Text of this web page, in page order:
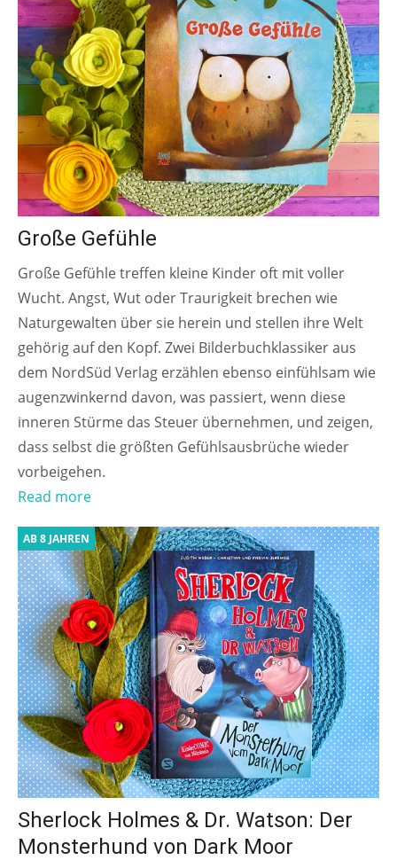
Große Gefühle
Große Gefühle treffen kleine Kinder oft mit voller
Wucht. Angst, Wut oder Traurigkeit brechen wie
Naturgewalten über sie herein und stellen ihre Welt
gehörig auf den Kopf. Zwei Bilderbuchklassiker aus
dem NordSüd Verlag erzählen ebenso einfühlsam wie
augenzwinkernd davon, was passiert, wenn diese
inneren Stürme das Steuer übernehmen, und zeigen,
dass selbst die größten Gefühlsausbrüche wieder
vorbeigehen.
Read more
AB 8 JAHREN
Sherlock Holmes & Dr. Watson: Der
Monsterhund von Dark Moor